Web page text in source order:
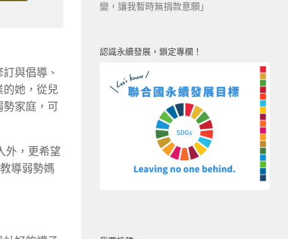
與倡導、
她，從兒
家庭，可
外，更希望
導弱勢媽
變，讓我暫時無捐款意願」
認識永續發展，鎖定專欄！